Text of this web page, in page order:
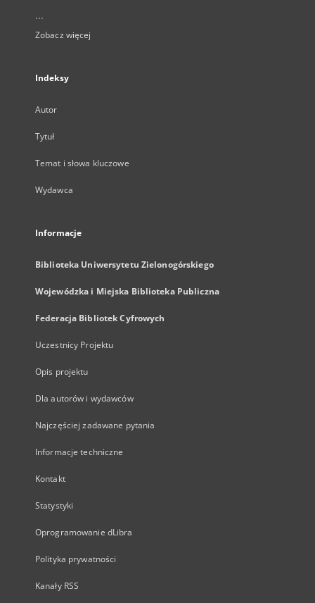
...
Zobacz więcej
Indeksy
Autor
Tytuł
Temat i słowa kluczowe
Wydawca
Informacje
Biblioteka Uniwersytetu Zielonogórskiego
Wojewódzka i Miejska Biblioteka Publiczna
Federacja Bibliotek Cyfrowych
Uczestnicy Projektu
Opis projektu
Dla autorów i wydawców
Najczęściej zadawane pytania
Informacje techniczne
Kontakt
Statystyki
Oprogramowanie dLibra
Polityka prywatności
Kanały RSS